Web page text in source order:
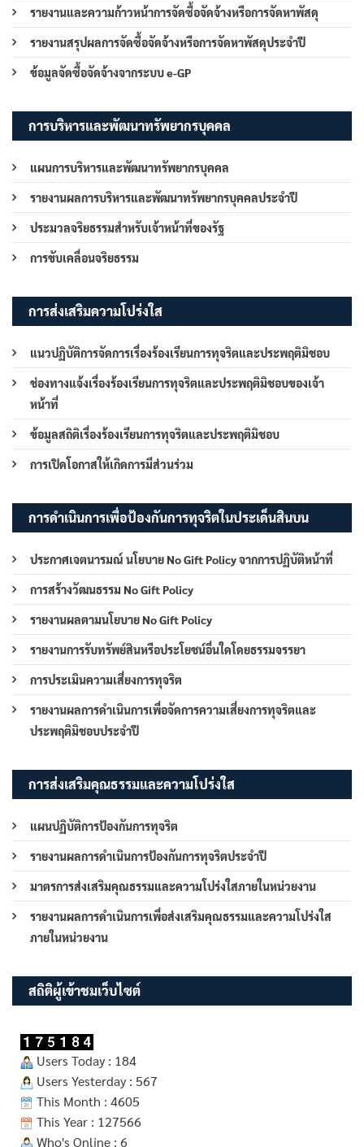
รายงานและความก้าวหน้าการจัดซื้อจัดจ้างหรือการจัดหาพัสดุ
รายงานสรุปผลการจัดซื้อจัดจ้างหรือการจัดหาพัสดุประจำปี
ข้อมูลจัดซื้อจัดจ้างจากระบบ e-GP
การบริหารและพัฒนาทรัพยากรบุคคล
แผนการบริหารและพัฒนาทรัพยากรบุคคล
รายงานผลการบริหารและพัฒนาทรัพยากรบุคคลประจำปี
ประมวลจริยธรรมสำหรับเจ้าหน้าที่ของรัฐ
การขับเคลื่อนจริยธรรม
การส่งเสริมความโปร่งใส
แนวปฏิบัติการจัดการเรื่องร้องเรียนการทุจริตและประพฤติมิชอบ
ช่องทางแจ้งเรื่องร้องเรียนการทุจริตและประพฤติมิชอบของเจ้า
หน้าที่
ข้อมูลสถิติเรื่องร้องเรียนการทุจริตและประพฤติมิชอบ
การเปิดโอกาสให้เกิดการมีส่วนร่วม
การดำเนินการเพื่อป้องกันการทุจริตในประเด็นสินบน
ประกาศเจตนารมณ์ นโยบาย No Gift Policy จากการปฏิบัติหน้าที่
การสร้างวัฒนธรรม No Gift Policy
รายงานผลตามนโยบาย No Gift Policy
รายงานการรับทรัพย์สินหรือประโยชน์อื่นใดโดยธรรมจรรยา
การประเมินความเสี่ยงการทุจริต
รายงานผลการดำเนินการเพื่อจัดการความเสี่ยงการทุจริตและ
ประพฤติมิชอบประจำปี
การส่งเสริมคุณธรรมและความโปร่งใส
แผนปฏิบัติการป้องกันการทุจริต
รายงานผลการดำเนินการป้องกันการทุจริตประจำปี
มาตรการส่งเสริมคุณธรรมและความโปร่งใสภายในหน่วยงาน
รายงานผลการดำเนินการเพื่อส่งเสริมคุณธรรมและความโปร่งใส
ภายในหน่วยงาน
สถิติผู้เข้าชมเว็บไซต์
Users Today : 184
Users Yesterday : 567
This Month : 4605
This Year : 127566
Who's Online : 6